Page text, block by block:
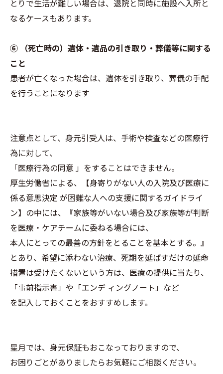
とりで生活が難しい場合は、退院と同時に施設へ入所と
なるケースもあります。
⑥ （死亡時の）遺体・遺品の引き取り・葬儀等に関する
こと
患者が亡くなった場合は、遺体を引き取り、葬儀の手配
を行うことになります
注意点として、身元引受人は、手術や検査などの医療行
為に対して、
「医療行為の同意 」をすることはできません。
厚生労働省による、【身寄りがない人の入院及び医療に
係る意思決定 が困難な人への支援に関するガイドライ
ン】の中には、『家族等がいない場合及び家族等が判断
を医療・ケアチームに委ねる場合には、
本人にとっての最善の方針をとることを基本とする。』
とあり、希望に添わない治療、死期を延ばすだけの延命
措置は受けたくないという方は、医療の提供に当たり、
「事前指示書」や「エンデ ィングノート」など
を記入しておくことをおすすめします。
星月では、身元保証もおこなっておりますので、
お困りごとがありましたらお気軽にご相談ください。